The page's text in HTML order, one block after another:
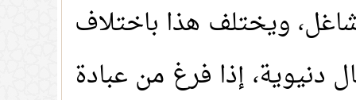
شاغل، ويختلف هذا باختلاف
دنيوية، إذا فرغ من عبادة